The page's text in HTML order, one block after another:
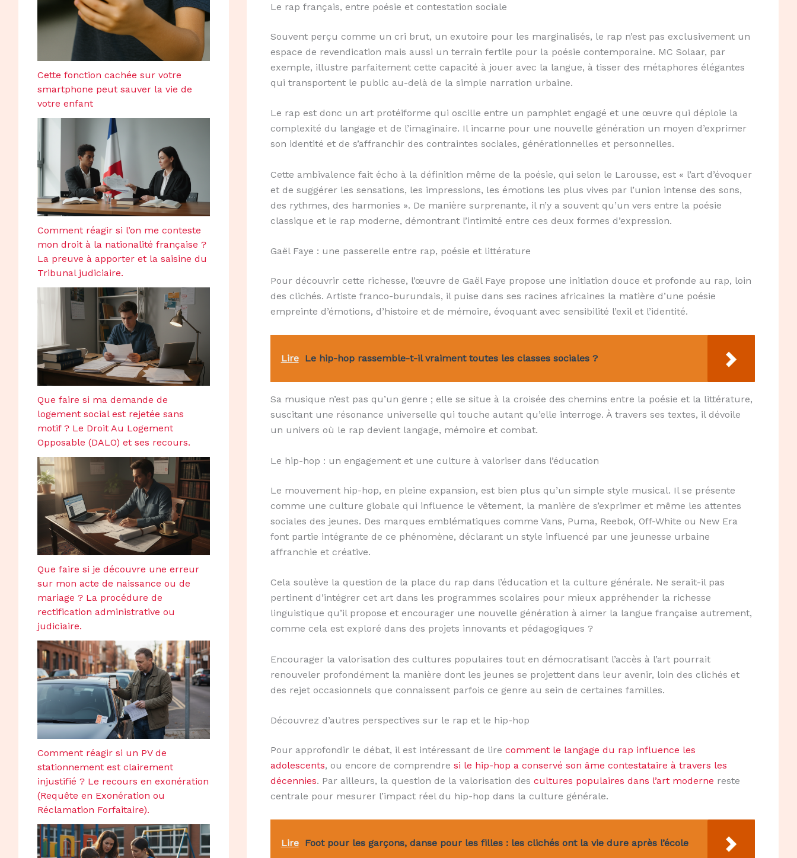
Cette fonction cachée sur votre
smartphone peut sauver la vie de
votre enfant
Comment réagir si l’on me conteste
mon droit à la nationalité française ?
La preuve à apporter et la saisine du
Tribunal judiciaire.
Que faire si ma demande de
logement social est rejetée sans
motif ? Le Droit Au Logement
Opposable (DALO) et ses recours.
Que faire si je découvre une erreur
sur mon acte de naissance ou de
mariage ? La procédure de
rectification administrative ou
judiciaire.
Comment réagir si un PV de
stationnement est clairement
injustifié ? Le recours en exonération
(Requête en Exonération ou
Réclamation Forfaitaire).
Le rap français, entre poésie et contestation sociale
Souvent perçu comme un cri brut, un exutoire pour les marginalisés, le rap n’est pas exclusivement un
espace de revendication mais aussi un terrain fertile pour la poésie contemporaine. MC Solaar, par
exemple, illustre parfaitement cette capacité à jouer avec la langue, à tisser des métaphores élégantes
qui transportent le public au-delà de la simple narration urbaine.
Le rap est donc un art protéiforme qui oscille entre un pamphlet engagé et une œuvre qui déploie la
complexité du langage et de l’imaginaire. Il incarne pour une nouvelle génération un moyen d’exprimer
son identité et de s’affranchir des contraintes sociales, générationnelles et personnelles.
Cette ambivalence fait écho à la définition même de la poésie, qui selon le Larousse, est « l’art d’évoquer
et de suggérer les sensations, les impressions, les émotions les plus vives par l’union intense des sons,
des rythmes, des harmonies ». De manière surprenante, il n’y a souvent qu’un vers entre la poésie
classique et le rap moderne, démontrant l’intimité entre ces deux formes d’expression.
Gaël Faye : une passerelle entre rap, poésie et littérature
Pour découvrir cette richesse, l’œuvre de Gaël Faye propose une initiation douce et profonde au rap, loin
des clichés. Artiste franco-burundais, il puise dans ses racines africaines la matière d’une poésie
empreinte d’émotions, d’histoire et de mémoire, évoquant avec sensibilité l’exil et l’identité.
Lire Le hip-hop rassemble-t-il vraiment toutes les classes sociales ?
Sa musique n’est pas qu’un genre ; elle se situe à la croisée des chemins entre la poésie et la littérature,
suscitant une résonance universelle qui touche autant qu’elle interroge. À travers ses textes, il dévoile
un univers où le rap devient langage, mémoire et combat.
Le hip-hop : un engagement et une culture à valoriser dans l’éducation
Le mouvement hip-hop, en pleine expansion, est bien plus qu’un simple style musical. Il se présente
comme une culture globale qui influence le vêtement, la manière de s’exprimer et même les attentes
sociales des jeunes. Des marques emblématiques comme Vans, Puma, Reebok, Off-White ou New Era
font partie intégrante de ce phénomène, déclarant un style influencé par une jeunesse urbaine
affranchie et créative.
Cela soulève la question de la place du rap dans l’éducation et la culture générale. Ne serait-il pas
pertinent d’intégrer cet art dans les programmes scolaires pour mieux appréhender la richesse
linguistique qu’il propose et encourager une nouvelle génération à aimer la langue française autrement,
comme cela est exploré dans des projets innovants et pédagogiques ?
Encourager la valorisation des cultures populaires tout en démocratisant l’accès à l’art pourrait
renouveler profondément la manière dont les jeunes se projettent dans leur avenir, loin des clichés et
des rejet occasionnels que connaissent parfois ce genre au sein de certaines familles.
Découvrez d’autres perspectives sur le rap et le hip-hop
Pour approfondir le débat, il est intéressant de lire comment le langage du rap influence les
adolescents, ou encore de comprendre si le hip-hop a conservé son âme contestataire à travers les
décennies. Par ailleurs, la question de la valorisation des cultures populaires dans l’art moderne reste
centrale pour mesurer l’impact réel du hip-hop dans la culture générale.
Lire Foot pour les garçons, danse pour les filles : les clichés ont la vie dure après l’école